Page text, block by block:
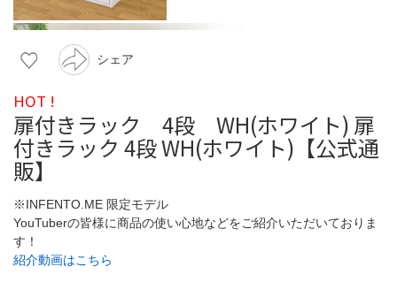
シェア
HOT !
扉付きラック 4段 WH(ホワイト) 扉
付きラック 4段 WH(ホワイト)【公式通
販】
※INFENTO.ME 限定モデル
YouTuberの皆様に商品の使い心地などをご紹介いただいておりま
す！
紹介動画はこちら